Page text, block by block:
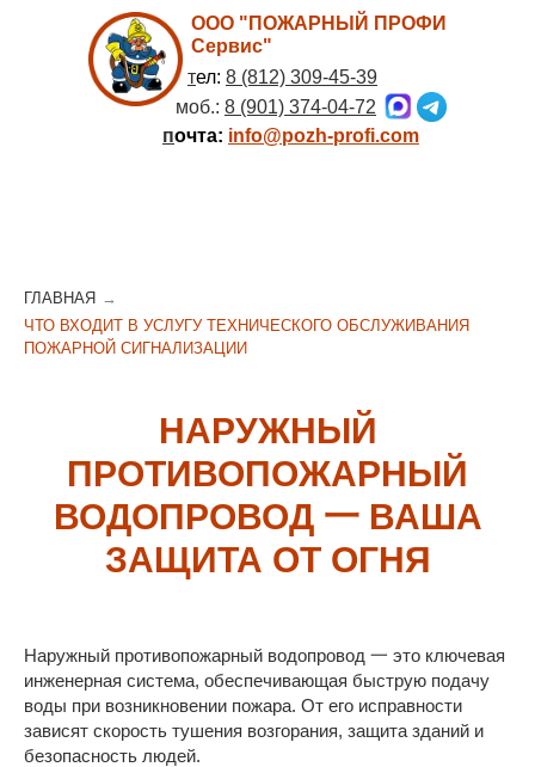
ООО "ПОЖАРНЫЙ ПРОФИ
Сервис"
почта: info@pozh-profi.com
тел: 8 (812) 309-45-39
моб.: 8 (901) 374-04-72
ГЛАВНАЯ →
ЧТО ВХОДИТ В УСЛУГУ ТЕХНИЧЕСКОГО ОБСЛУЖИВАНИЯ
ПОЖАРНОЙ СИГНАЛИЗАЦИИ
НАРУЖНЫЙ
ПРОТИВОПОЖАРНЫЙ
ВОДОПРОВОД 一 ВАША
ЗАЩИТА ОТ ОГНЯ
Наружный противопожарный водопровод 一 это ключевая
инженерная система, обеспечивающая быструю подачу
воды при возникновении пожара. От его исправности
зависят скорость тушения возгорания, защита зданий и
безопасность людей.